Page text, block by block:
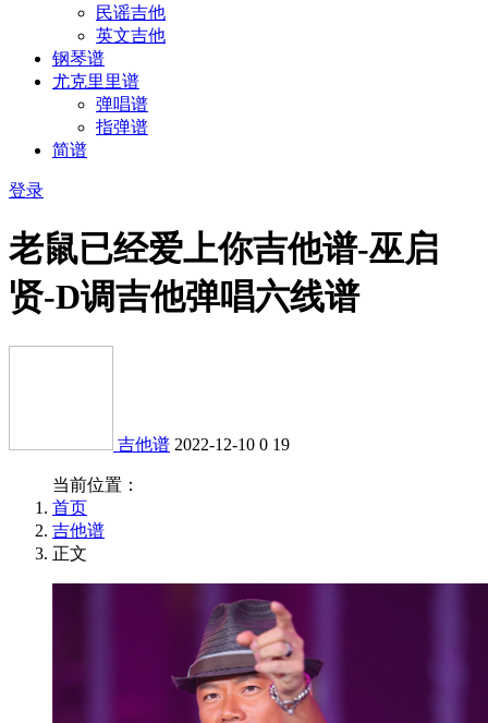
民谣吉他
英文吉他
钢琴谱
尤克里里谱
弹唱谱
指弹谱
简谱
登录
老鼠已经爱上你吉他谱-巫启
贤-D调吉他弹唱六线谱
吉他谱 2022-12-10 0 19
当前位置：
首页
吉他谱
正文